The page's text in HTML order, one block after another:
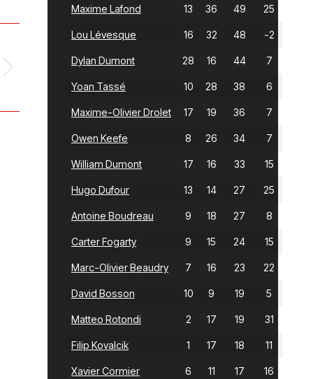
Maxime Lafond 13 36 49 25
Lou Lévesque 16 32 48 -2
Dylan Dumont 28 16 44 7
Yoan Tassé 10 28 38 6
Maxime-Olivier Drolet 17 19 36 7
Owen Keefe 8 26 34 7
William Dumont 17 16 33 15
Hugo Dufour 13 14 27 25
Antoine Boudreau 9 18 27 8
Carter Fogarty 9 15 24 15
Marc-Olivier Beaudry 7 16 23 22
David Bosson 10 9 19 5
Matteo Rotondi 2 17 19 31
Filip Kovalcik 1 17 18 11
Xavier Cormier 6 11 17 16